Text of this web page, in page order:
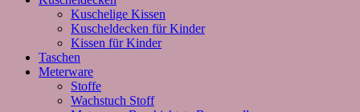
Kuschelige Kissen
Kuscheldecken für Kinder
Kissen für Kinder
Taschen
Meterware
Stoffe
Wachstuch Stoff